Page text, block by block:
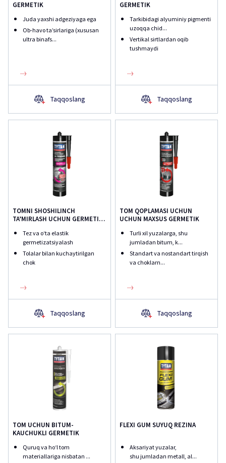
GERMETIK
Juda yaxshi adgeziyaga ega
Ob-havo ta’sirlariga (xususan
ultra binafs...
Taqqoslang
GERMETIK
Tarkibidagi alyuminiy pigmenti
uzoqqa chid...
Vertikal sirtlardan oqib
tushmaydi
Taqqoslang
TOMNI SHOSHILINCH
TA’MIRLASH UCHUN GERMETIK
Tez va oʻta elastik
germetizatsiyalash
Tolalar bilan kuchaytirilgan
chok
Taqqoslang
TOM QOPLAMASI UCHUN
UCHUN MAXSUS GERMETIK
Turli xil yuzalarga, shu
jumladan bitum, k...
Standart va nostandart tirqish
va choklarn...
Taqqoslang
TOM UCHUN BITUM-
KAUCHUKLI GERMETIK
Quruq va hoʻl tom
materiallariga nisbatan ...
FLEXI GUM SUYUQ REZINA
Aksariyat yuzalar,
shu jumladan metall, al...